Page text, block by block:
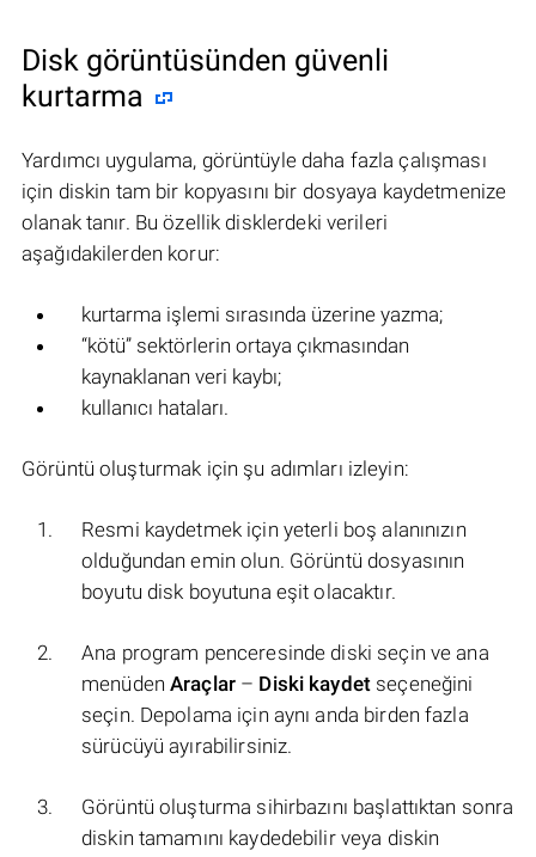
Disk görüntüsünden güvenli
kurtarma
Yardımcı uygulama, görüntüyle daha fazla çalışması
için diskin tam bir kopyasını bir dosyaya kaydetmenize
olanak tanır. Bu özellik disklerdeki verileri
aşağıdakilerden korur:
kurtarma işlemi sırasında üzerine yazma;
“kötü” sektörlerin ortaya çıkmasından
kaynaklanan veri kaybı;
kullanıcı hataları.
Görüntü oluşturmak için şu adımları izleyin:
Resmi kaydetmek için yeterli boş alanınızın
olduğundan emin olun. Görüntü dosyasının
boyutu disk boyutuna eşit olacaktır.
Ana program penceresinde diski seçin ve ana
menüdenAraçlar – Diski kaydet seçeneğini
seçin. Depolama için aynı anda birden fazla
sürücüyü ayırabilirsiniz.
Görüntü oluşturma sihirbazını başlattıktan sonra
diskin tamamını kaydedebilir veya diskin